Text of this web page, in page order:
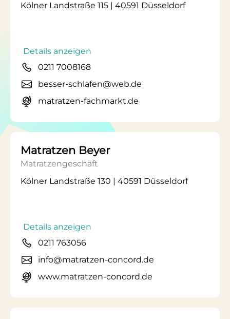
Kölner Landstraße 115 | 40591 Düsseldorf
Details anzeigen
0211 7008168
besser-schlafen@web.de
matratzen-fachmarkt.de
Matratzen Beyer
Matratzengeschäft
Kölner Landstraße 130 | 40591 Düsseldorf
Details anzeigen
0211 763056
info@matratzen-concord.de
www.matratzen-concord.de